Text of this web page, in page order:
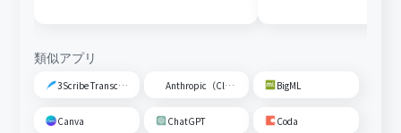
類似アプリ
3Scribe Transcription Anthropic（Claude） BigML
Canva ChatGPT Coda